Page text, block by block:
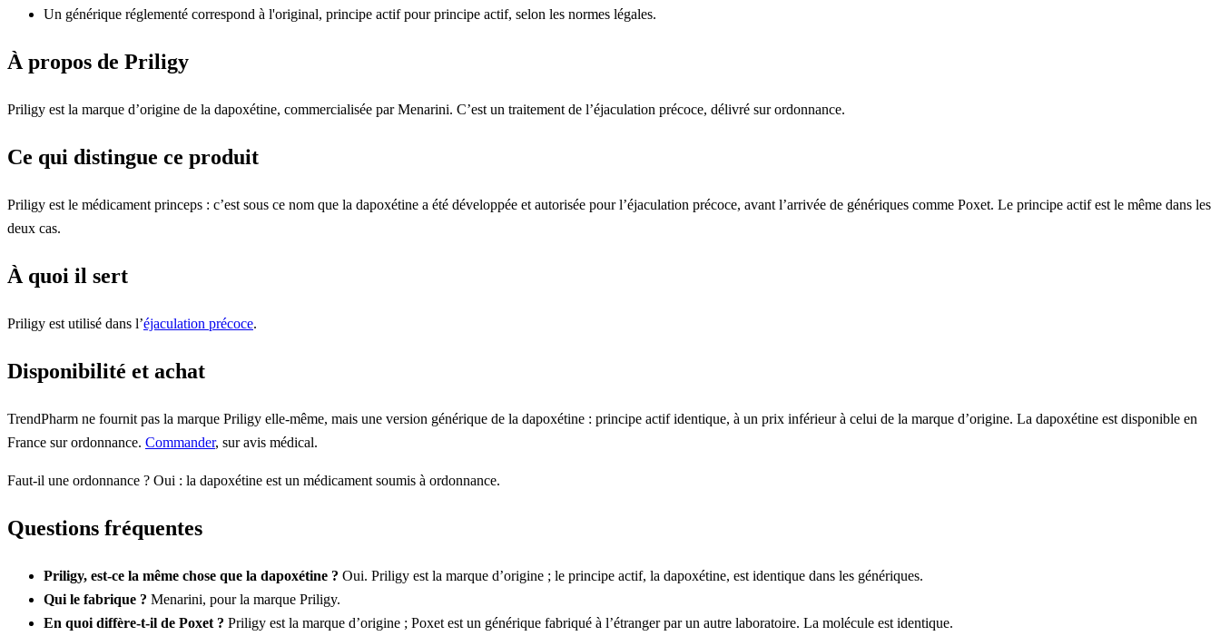
Un générique réglementé correspond à l'original, principe actif pour principe actif, selon les normes légales.
À propos de Priligy
Priligy est la marque d’origine de la dapoxétine, commercialisée par Menarini. C’est un traitement de l’éjaculation précoce, délivré sur ordonnance.
Ce qui distingue ce produit
Priligy est le médicament princeps : c’est sous ce nom que la dapoxétine a été développée et autorisée pour l’éjaculation précoce, avant l’arrivée de génériques comme Poxet. Le principe actif est le même dans les
deux cas.
À quoi il sert
Priligy est utilisé dans l’éjaculation précoce.
Disponibilité et achat
TrendPharm ne fournit pas la marque Priligy elle-même, mais une version générique de la dapoxétine : principe actif identique, à un prix inférieur à celui de la marque d’origine. La dapoxétine est disponible en
France sur ordonnance. Commander, sur avis médical.
Faut-il une ordonnance ? Oui : la dapoxétine est un médicament soumis à ordonnance.
Questions fréquentes
Priligy, est-ce la même chose que la dapoxétine ? Oui. Priligy est la marque d’origine ; le principe actif, la dapoxétine, est identique dans les génériques.
Qui le fabrique ? Menarini, pour la marque Priligy.
En quoi diffère-t-il de Poxet ? Priligy est la marque d’origine ; Poxet est un générique fabriqué à l’étranger par un autre laboratoire. La molécule est identique.